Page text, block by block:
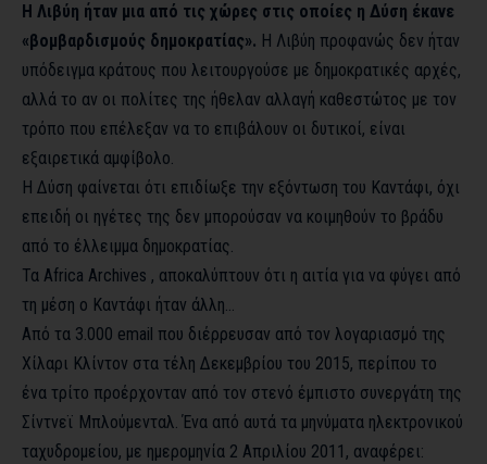
Η Λιβύη ήταν μια από τις χώρες στις οποίες η Δύση έκανε
«βομβαρδισμούς δημοκρατίας». Η Λιβύη προφανώς δεν ήταν
υπόδειγμα κράτους που λειτουργούσε με δημοκρατικές αρχές,
αλλά το αν οι πολίτες της ήθελαν αλλαγή καθεστώτος με τον
τρόπο που επέλεξαν να το επιβάλουν οι δυτικοί, είναι
εξαιρετικά αμφίβολο.
Η Δύση φαίνεται ότι επιδίωξε την εξόντωση του Καντάφι, όχι
επειδή οι ηγέτες της δεν μπορούσαν να κοιμηθούν το βράδυ
από το έλλειμμα δημοκρατίας.
Τα Africa Archives , αποκαλύπτουν ότι η αιτία για να φύγει από
τη μέση ο Καντάφι ήταν άλλη…
Από τα 3.000 email που διέρρευσαν από τον λογαριασμό της
Χίλαρι Κλίντον στα τέλη Δεκεμβρίου του 2015, περίπου το
ένα τρίτο προέρχονταν από τον στενό έμπιστο συνεργάτη της
Σίντνεϊ Μπλούμενταλ. Ένα από αυτά τα μηνύματα ηλεκτρονικού
ταχυδρομείου, με ημερομηνία 2 Απριλίου 2011, αναφέρει: